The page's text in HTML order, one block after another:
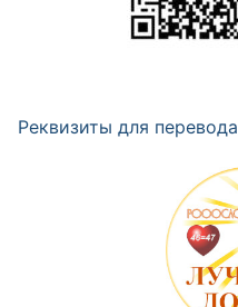
Реквизиты для перевода